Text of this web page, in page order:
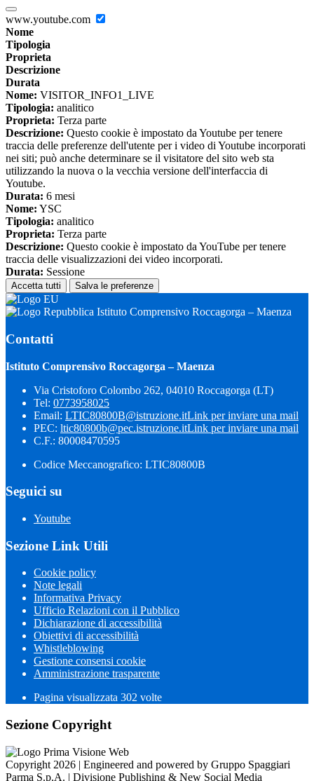
www.youtube.com
Nome
Tipologia
Proprieta
Descrizione
Durata
Nome: VISITOR_INFO1_LIVE
Tipologia: analitico
Proprieta: Terza parte
Descrizione: Questo cookie è impostato da Youtube per tenere
traccia delle preferenze dell'utente per i video di Youtube incorporati
nei siti; può anche determinare se il visitatore del sito web sta
utilizzando la nuova o la vecchia versione dell'interfaccia di
Youtube.
Durata: 6 mesi
Nome: YSC
Tipologia: analitico
Proprieta: Terza parte
Descrizione: Questo cookie è impostato da YouTube per tenere
traccia delle visualizzazioni dei video incorporati.
Durata: Sessione
Accetta tutti Salva le preferenze
Istituto Comprensivo Roccagorga – Maenza
Contatti
Istituto Comprensivo Roccagorga – Maenza
Via Cristoforo Colombo 262, 04010 Roccagorga (LT)
Tel: 0773958025
Email: LTIC80800B@istruzione.itLink per inviare una mail
PEC: ltic80800b@pec.istruzione.itLink per inviare una mail
C.F.: 80008470595
Codice Meccanografico: LTIC80800B
Seguici su
Youtube
Sezione Link Utili
Cookie policy
Note legali
Informativa Privacy
Ufficio Relazioni con il Pubblico
Dichiarazione di accessibilità
Obiettivi di accessibilità
Whistleblowing
Gestione consensi cookie
Amministrazione trasparente
Pagina visualizzata 302 volte
Sezione Copyright
Copyright 2026 | Engineered and powered by Gruppo Spaggiari
Parma S.p.A. | Divisione Publishing & New Social Media